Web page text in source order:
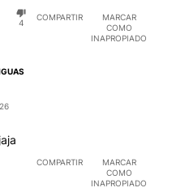
4
COMPARTIR
MARCAR
COMO
INAPROPIADO
COMPARTIR
MARCAR
COMO
INAPROPIADO